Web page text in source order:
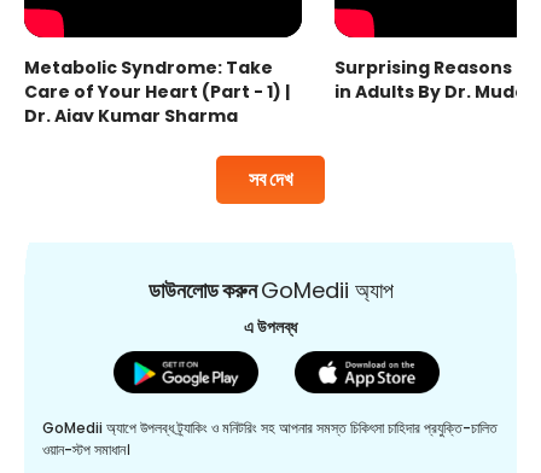
সব দেখ
Metabolic Syndrome: Take
Care of Your Heart (Part - 1) |
Dr. Ajay Kumar Sharma
Surprising Reasons
in Adults By Dr.
ডাউনলোড করুনGoMedii অ্যাপ
এ উপলব্ধ
GoMedii অ্যাপে উপলব্ধ ট্র্যাকিং ও মনিটরিং সহ আপনার সমস্ত চিকিৎসা চাহিদার প্রযুক্তি-চালিত
ওয়ান-স্টপ সমাধান।